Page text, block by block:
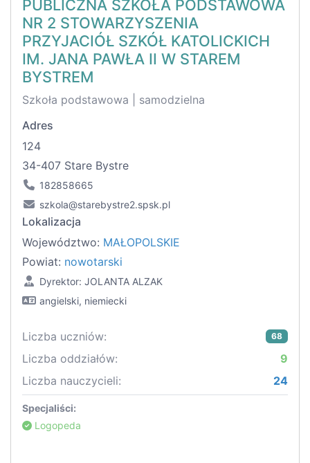
PUBLICZNA SZKOŁA PODSTAWOWA
NR 2 STOWARZYSZENIA
PRZYJACIÓŁ SZKÓŁ KATOLICKICH
IM. JANA PAWŁA II W STAREM
BYSTREM
Szkoła podstawowa | samodzielna
Adres
124
34-407 Stare Bystre
182858665
szkola@starebystre2.spsk.pl
Lokalizacja
Województwo: MAŁOPOLSKIE
Powiat: nowotarski
Dyrektor: JOLANTA ALZAK
angielski, niemiecki
Liczba uczniów: 68
Liczba oddziałów:
9
Liczba nauczycieli:
24
Specjaliści:
Logopeda